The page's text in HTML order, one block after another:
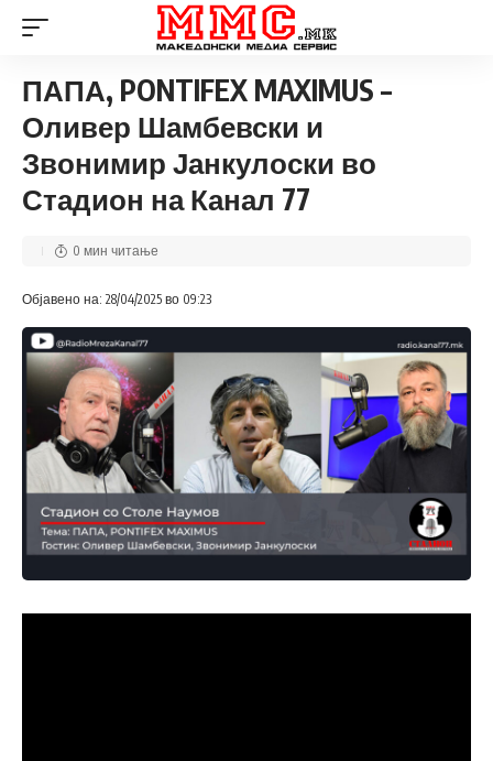
ПАПА, PONTIFEX MAXIMUS –
Оливер Шамбевски и
Звонимир Јанкулоски во
Стадион на Канал 77
Објавено на: 28/04/2025 во 09:23
0 мин читање